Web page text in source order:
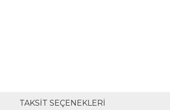
TAKSIT SEÇENEKLERI